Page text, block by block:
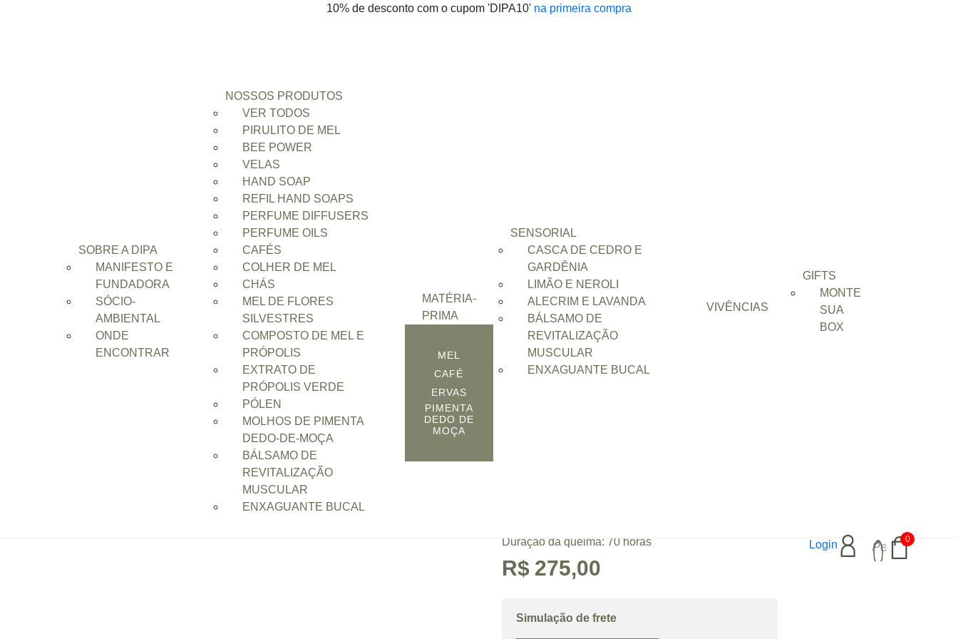
10% de desconto com o cupom 'DIPA10' na primeira compra
SOBRE A DIPA
MANIFESTO E
FUNDADORA
SÓCIO-
AMBIENTAL
ONDE
ENCONTRAR
NOSSOS PRODUTOS
VER TODOS
PIRULITO DE MEL
BEE POWER
VELAS
HAND SOAP
REFIL HAND SOAPS
PERFUME DIFFUSERS
PERFUME OILS
CAFÉS
COLHER DE MEL
CHÁS
MEL DE FLORES
SILVESTRES
COMPOSTO DE MEL E
PRÓPOLIS
EXTRATO DE
PRÓPOLIS VERDE
PÓLEN
MOLHOS DE PIMENTA
DEDO-DE-MOÇA
BÁLSAMO DE
REVITALIZAÇÃO
MUSCULAR
ENXAGUANTE BUCAL
MATÉRIA-
PRIMA
MEL
CAFÉ
ERVAS
PIMENTA
DEDO DE
MOÇA
SENSORIAL
CASCA DE CEDRO E
GARDÊNIA
LIMÃO E NEROLI
ALECRIM E LAVANDA
BÁLSAMO DE
REVITALIZAÇÃO
MUSCULAR
ENXAGUANTE BUCAL
VIVÊNCIAS
GIFTS
MONTE
SUA
BOX
Login
Pesquisar
produtos
0
Limão e Neroli / Vela clássica Limão e Neroli
Sensorial /Limão e Neroli / Vela clássica Limão e Neroli
Duração da queima: 70 horas
R$ 275,00
Simulação de frete